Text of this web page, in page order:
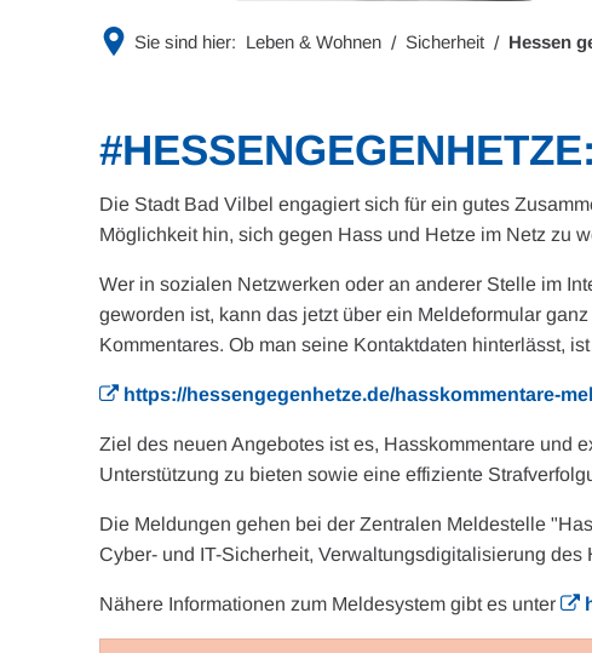
Sie sind hier: Leben & Wohnen Sicherheit Hessen
Die Stadt Bad Vilbel engagiert sich für ein gutes
Möglichkeit hin, sich gegen Hass und Hetze im Netz zu
Wer in sozialen Netzwerken oder an anderer Stelle im
geworden ist, kann das jetzt über ein Meldeformular
Kommentares. Ob man seine Kontaktdaten hinterlässt,
https://hessengegenhetze.de/hasskommentare-
Ziel des neuen Angebotes ist es, Hasskommentare und
Unterstützung zu bieten sowie eine effiziente
Die Meldungen gehen bei der Zentralen Meldestelle
Cyber- und IT-Sicherheit, Verwaltungsdigitalisierung
Nähere Informationen zum Meldesystem gibt es unter